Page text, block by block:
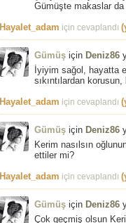
Gümüşte makaslar
Hayalet_adam için cevaplandı
Gümüş için Deniz86
İyiyim sağol, hayatta
sıkıntılardan
Hayalet_adam için cevaplandı
Gümüş için Deniz86
Kerim nasılsın
ettiler mi?
Hayalet_adam için cevaplandı
Gümüş için Deniz86
Çok geçmiş olsun